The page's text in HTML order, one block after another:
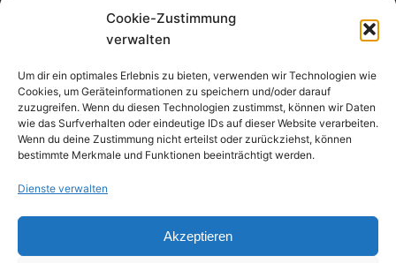
Cookie-Zustimmung
verwalten
Um dir ein optimales Erlebnis zu bieten, verwenden wir Technologien wie
Cookies, um Geräteinformationen zu speichern und/oder darauf
zuzugreifen. Wenn du diesen Technologien zustimmst, können wir Daten
wie das Surfverhalten oder eindeutige IDs auf dieser Website verarbeiten.
Wenn du deine Zustimmung nicht erteilst oder zurückziehst, können
bestimmte Merkmale und Funktionen beeinträchtigt werden.
Dienste verwalten
Akzeptieren
Kontakt
Cookie-Richtlinie (EU)
Copyright © 2026 Heimat- und Kulturverein Niederndodeleben